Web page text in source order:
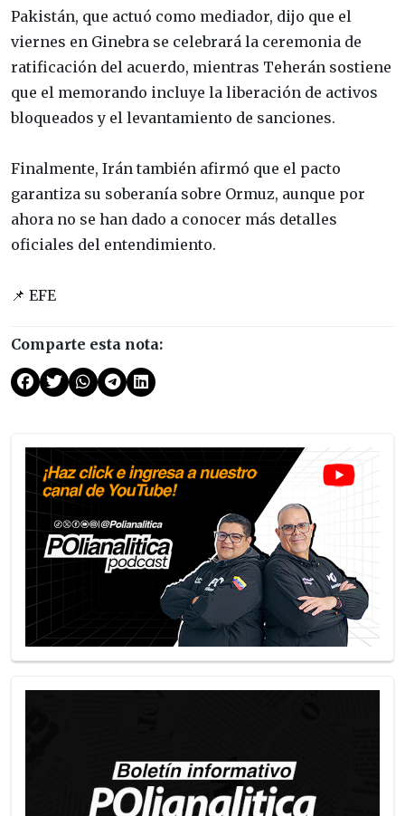
Pakistán, que actuó como mediador, dijo que el
viernes en Ginebra se celebrará la ceremonia de
ratificación del acuerdo, mientras Teherán sostiene
que el memorando incluye la liberación de activos
bloqueados y el levantamiento de sanciones.
Finalmente, Irán también afirmó que el pacto
garantiza su soberanía sobre Ormuz, aunque por
ahora no se han dado a conocer más detalles
oficiales del entendimiento.
📌 EFE
Comparte esta nota: